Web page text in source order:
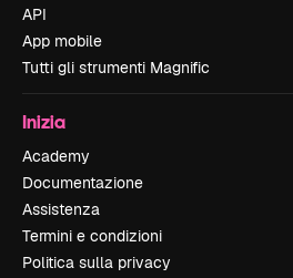
API
App mobile
Tutti gli strumenti Magnific
Inizia
Academy
Documentazione
Assistenza
Termini e condizioni
Politica sulla privacy